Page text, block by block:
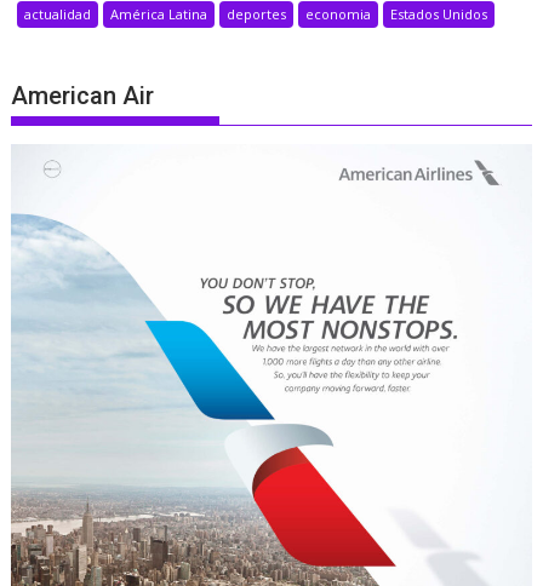
actualidad América Latina deportes economia Estados Unidos
American Air